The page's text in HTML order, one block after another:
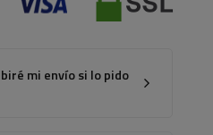
mi envío si lo pido